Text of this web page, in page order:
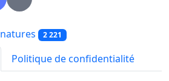
2 221
Politique de confidentialité